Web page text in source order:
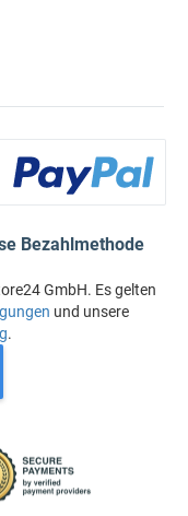
Bezahlmethode
GmbH. Es gelten
und unsere
.